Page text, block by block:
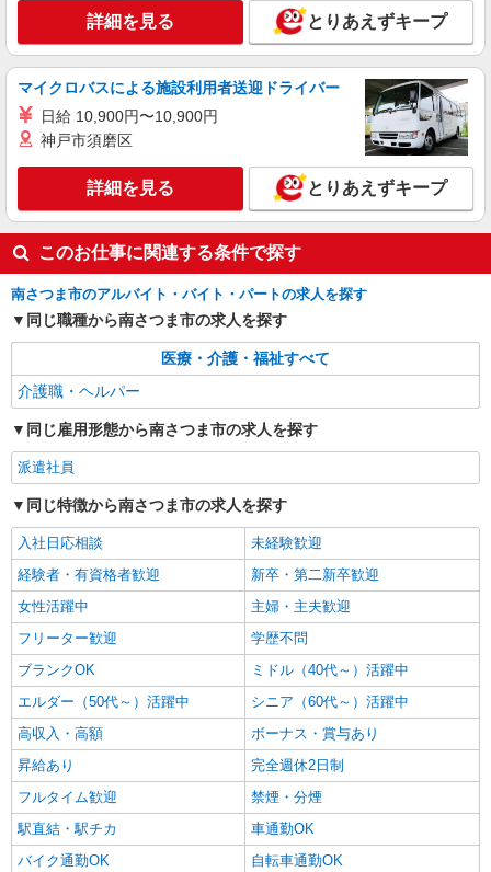
がい者支援STAFF
時給1350円〜2062円 ＜日払い有/週払い有/交
通費全支給(ガソリン代含む)＞
南さつま市 ＊最寄り駅：薩摩板敷
キープ 詳細を見る
＜デイサービス/五位野駅＞面接なし！最短3日
で仕事スタート可◎
時給1350円〜2062円 ＜日払い有/週払い有/交
通費全支給(ガソリン代含む)＞
南さつま市 交通費全額支給
キープ 詳細を見る
詳細を見る とりあえずキープ
マイクロバスによる施設利用者送迎ドライバー
日給 10,900円〜10,900円
神戸市須磨区
詳細を見る とりあえずキープ
このお仕事に関連する条件で探す
南さつま市のアルバイト・バイト・パートの求人を探す
同じ職種から南さつま市の求人を探す
医療・介護・福祉すべて
介護職・ヘルパー
同じ雇用形態から南さつま市の求人を探す
派遣社員
同じ特徴から南さつま市の求人を探す
入社日応相談
未経験歓迎
経験者・有資格者歓迎
新卒・第二新卒歓迎
女性活躍中
主婦・主夫歓迎
フリーター歓迎
学歴不問
ブランクOK
ミドル（40代～）活躍中
エルダー（50代～）活躍中
シニア（60代～）活躍中
高収入・高額
ボーナス・賞与あり
昇給あり
完全週休2日制
フルタイム歓迎
禁煙・分煙
駅直結・駅チカ
車通勤OK
バイク通勤OK
自転車通勤OK